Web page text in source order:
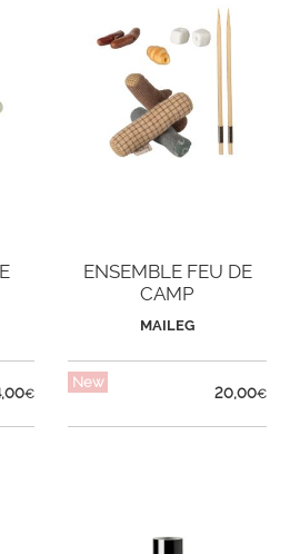
€
ENSEMBLE FEU DE
CAMP
MAILEG
New
20,00€